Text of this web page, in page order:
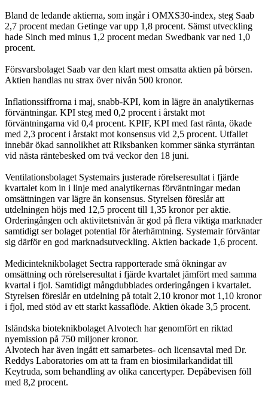
Bland de ledande aktierna, som ingår i OMXS30-index, steg Saab
2,7 procent medan Getinge var upp 1,8 procent. Sämst utveckling
hade Sinch med minus 1,2 procent medan Swedbank var ned 1,0
procent.
Försvarsbolaget Saab var den klart mest omsatta aktien på börsen.
Aktien handlas nu strax över nivån 500 kronor.
Inflationssiffrorna i maj, snabb-KPI, kom in lägre än analytikernas
förväntningar. KPI steg med 0,2 procent i årstakt mot
förväntningarna vid 0,4 procent. KPIF, KPI med fast ränta, ökade
med 2,3 procent i årstakt mot konsensus vid 2,5 procent. Utfallet
innebär ökad sannolikhet att Riksbanken kommer sänka styrräntan
vid nästa räntebesked om två veckor den 18 juni.
Ventilationsbolaget Systemairs justerade rörelseresultat i fjärde
kvartalet kom in i linje med analytikernas förväntningar medan
omsättningen var lägre än konsensus. Styrelsen föreslår att
utdelningen höjs med 12,5 procent till 1,35 kronor per aktie.
Orderingången och aktivitetsnivån är god på flera viktiga marknader
samtidigt ser bolaget potential för återhämtning. Systemair förväntar
sig därför en god marknadsutveckling. Aktien backade 1,6 procent.
Medicinteknikbolaget Sectra rapporterade små ökningar av
omsättning och rörelseresultat i fjärde kvartalet jämfört med samma
kvartal i fjol. Samtidigt mångdubblades orderingången i kvartalet.
Styrelsen föreslår en utdelning på totalt 2,10 kronor mot 1,10 kronor
i fjol, med stöd av ett starkt kassaflöde. Aktien ökade 3,5 procent.
Isländska bioteknikbolaget Alvotech har genomfört en riktad
nyemission på 750 miljoner kronor.
Alvotech har även ingått ett samarbetes- och licensavtal med Dr.
Reddys Laboratories om att ta fram en biosimilarkandidat till
Keytruda, som behandling av olika cancertyper. Depåbevisen föll
med 8,2 procent.